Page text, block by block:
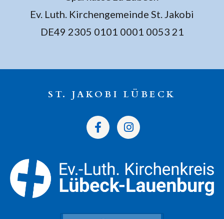
Ev. Luth. Kirchengemeinde St. Jakobi
DE49 2305 0101 0001 0053 21
ST. JAKOBI LÜBECK